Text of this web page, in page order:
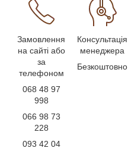
Замовлення
на сайті або
за
телефоном
068 48 97
998
066 98 73
228
093 42 04
Консультація
менеджера
Безкоштовно